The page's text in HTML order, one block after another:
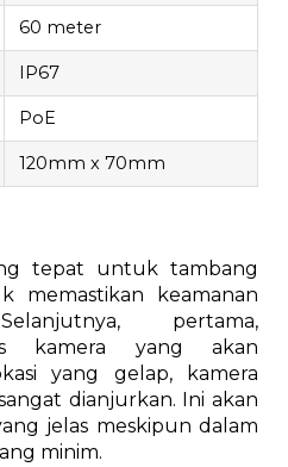
60 meter
IP67
PoE
120mm x 70mm
tepat untuk tambang
memastikan keamanan
pertama,
kamera yang akan
yang gelap, kamera
dianjurkan. Ini akan
jelas meskipun dalam
minim.